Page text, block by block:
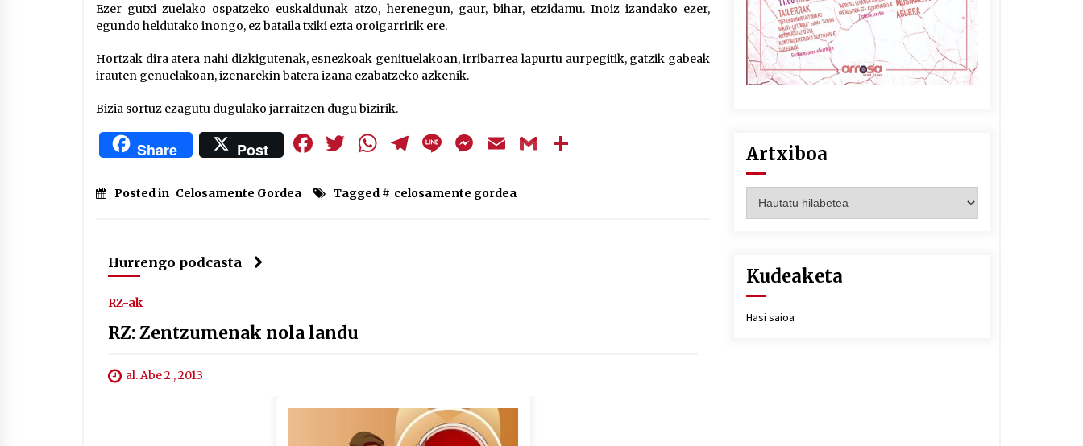
saioan Arrosaren 20 urteez
amaiera EHZtik
Hamaika Telebistaren eskutik
2021/06/30
Ezer gutxi zuelako ospatzeko euskaldunak atzo, herenegun, gaur, bihar, etzidamu. Inoiz izandako ezer,
egundo heldutako inongo, ez bataila txiki ezta oroigarririk ere.
Hortzak dira atera nahi dizkigutenak, esnezkoak genituelakoan, irribarrea lapurtu aurpegitik, gatzik gabeak
irauten genuelakoan, izenarekin batera izana ezabatzeko azkenik.
Bizia sortuz ezagutu dugulako jarraitzen dugu bizirik.
Share Post Facebook
Twitter
WhatsApp
Telegram
LineMessenger
EmailGmail
Posted in Celosamente Gordea Tagged # celosamente gordea
Hurrengo podcasta
RZ-ak
RZ: Zentzumenak nola landu
al. Abe 2 , 2013
Artxiboa
Kudeaketa
Hasi saioa